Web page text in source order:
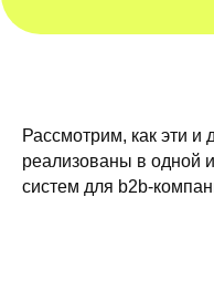
Рассмотрим, как эти
реализованы в одной
систем для b2b-